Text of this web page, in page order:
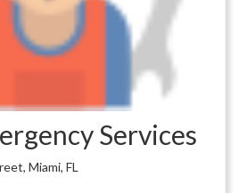
Services
Miami, FL